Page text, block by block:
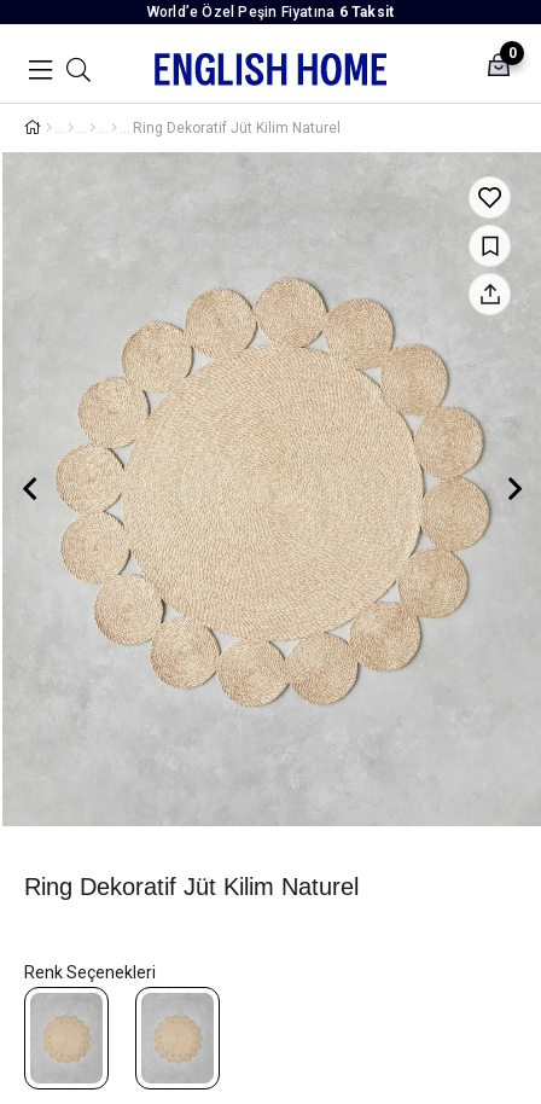
World’e Özel Peşin Fiyatına 6 Taksit
0
Ring Dekoratif Jüt Kilim Naturel
Ring Dekoratif Jüt Kilim Naturel